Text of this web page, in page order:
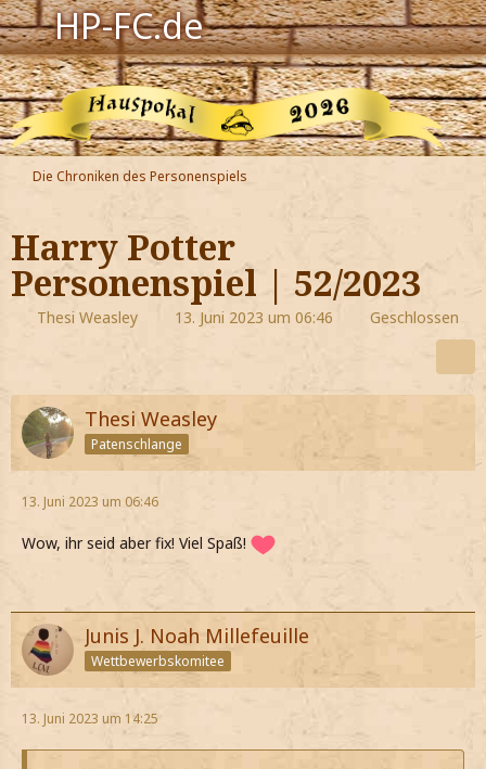
HP-FC.de
Navigation
Harry Potter
Der HP-FC
Hogwarts
Zauberwelt
Willkommen
Jetzt Fanclub-Mitglied werden!
Die Chroniken des Personenspiels
Harry Potter
Personenspiel | 52/2023
Thesi Weasley 13. Juni 2023 um 06:46 Geschlossen
Thesi Weasley
Patenschlange
13. Juni 2023 um 06:46
Wow, ihr seid aber fix! Viel Spaß!
Junis J. Noah Millefeuille
Wettbewerbskomitee
13. Juni 2023 um 14:25